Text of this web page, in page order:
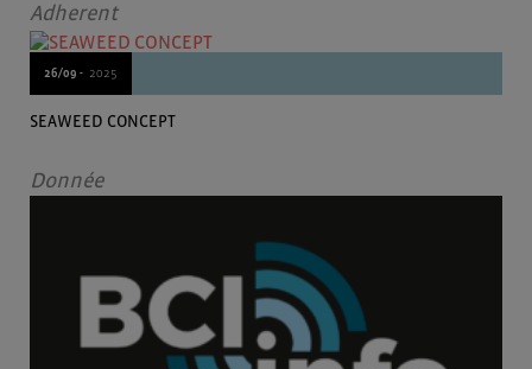
Adherent
26/09 - 2025
SEAWEED CONCEPT
Donnée